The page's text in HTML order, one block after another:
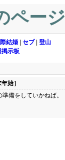
ページ
結婚 セブ| 登山
掲示板
年始］
備をしていかねば。